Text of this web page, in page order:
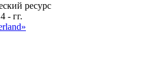
ресурс
- гг.